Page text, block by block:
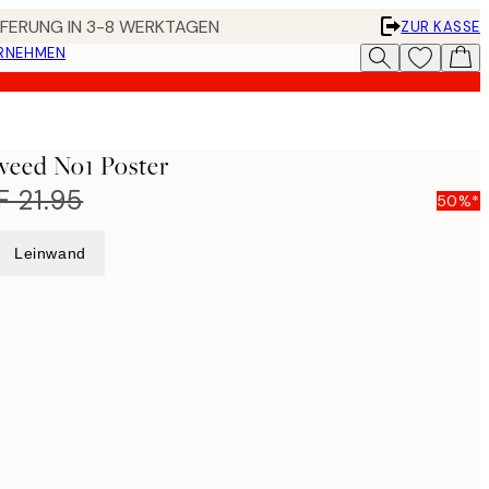
IN 3-8 WERKTAGEN
ZUR KASSE
No1 Poster
21.95 50%*
Leinwand